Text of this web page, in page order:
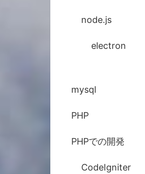
node.js
electron
mysql
PHP
PHPでの開発
CodeIgniter